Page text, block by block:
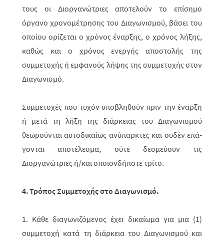
τους οι Διοργανώτριες αποτελούν το επίσημο
όργανο χρονομέτρησης του Διαγωνισμού, βάσει του
οποίου ορίζεται ο χρόνος έναρξης, ο χρόνος λήξης,
καθώς και ο χρόνος ενερ­γής αποστολής της
συμμετοχής ή εμφανούς λήψης της συμμετοχής στον
Διαγωνισμό.
Συμμετοχές που τυχόν υποβληθούν πριν την έναρξη
ή μετά τη λήξη της διάρ­κειας του Διαγωνισμού
θεωρούνται αυτοδικαίως ανύπαρκτες και ουδέν επά­
γο­νται αποτέλεσμα, ούτε δεσμεύουν τις
Διοργανώτριες ή/και οποιονδήποτε τρίτο.
4. Τρόπος Συμμετοχής στο Διαγωνισμό.
1. Κάθε διαγωνιζόμενος έχει δικαίωμα για μια (1)
συμμετοχή κατά τη διάρκεια του Διαγωνισμού και